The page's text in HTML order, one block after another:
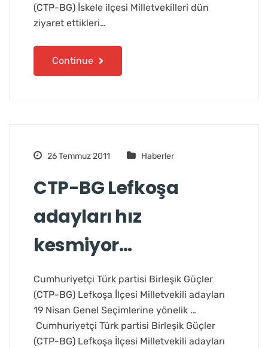
(CTP-BG) İskele ilçesi Milletvekilleri dün
ziyaret ettikleri…
Continue
26 Temmuz 2011 Haberler
CTP-BG Lefkoşa
adayları hız
kesmiyor…
Cumhuriyetçi Türk partisi Birleşik Güçler
(CTP-BG) Lefkoşa İlçesi Milletvekili adayları
19 Nisan Genel Seçimlerine yönelik …
Cumhuriyetçi Türk partisi Birleşik Güçler
(CTP-BG) Lefkoşa İlçesi Milletvekili adayları